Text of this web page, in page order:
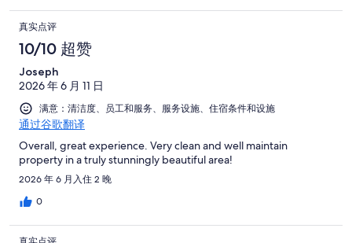
真实点评
10/10 超赞
Joseph
2026 年 6 月 11 日
满意：清洁度、员工和服务、服务设施、住宿条件和设施
通过谷歌翻译
Overall, great experience. Very clean and well maintain
property in a truly stunningly beautiful area!
2026 年 6 月入住 2 晚
0